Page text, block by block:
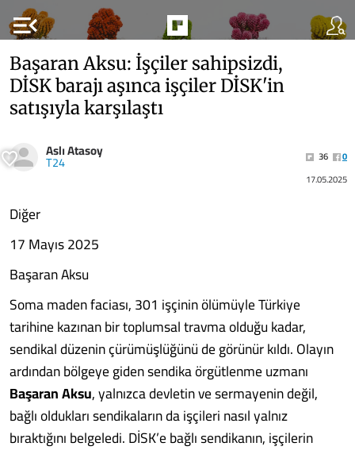
menu_open
Başaran Aksu: İşçiler sahipsizdi,
DİSK barajı aşınca işçiler DİSK'in
satışıyla karşılaştı
Aslı Atasoy
T24 36
0
17.05.2025
Diğer
17 Mayıs 2025
Başaran Aksu
Soma maden faciası, 301 işçinin ölümüyle Türkiye
tarihine kazınan bir toplumsal travma olduğu kadar,
sendikal düzenin çürümüşlüğünü de görünür kıldı. Olayın
ardından bölgeye giden sendika örgütlenme uzmanı
Başaran Aksu, yalnızca devletin ve sermayenin değil,
bağlı oldukları sendikaların da işçileri nasıl yalnız
bıraktığını belgeledi. DİSK’e bağlı sendikanın, işçilerin